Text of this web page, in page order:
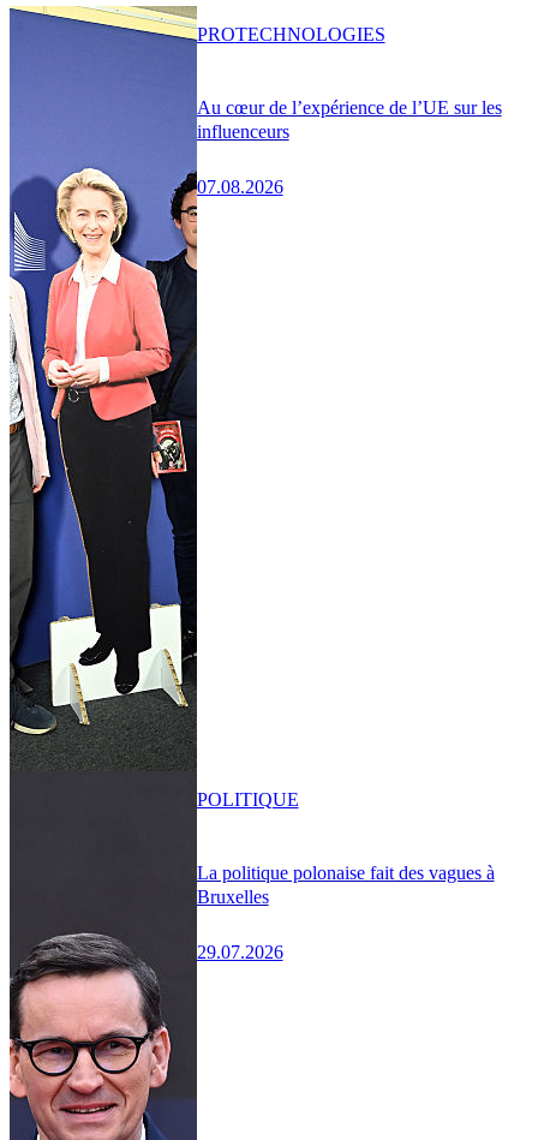
Au cœur de l’expérience de l’UE sur les
influenceurs
07.08.2026
PROTECHNOLOGIES
La politique polonaise fait des vagues à
Bruxelles
29.07.2026
POLITIQUE